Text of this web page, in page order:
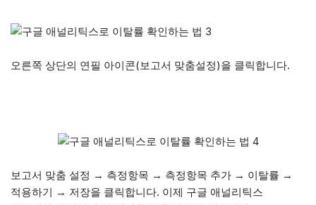
오른쪽 상단의 연필 아이콘(보고서 맞춤설정)을 클릭합니다.
보고서 맞춤 설정 → 측정항목 → 측정항목 추가 → 이탈률 →
적용하기 → 저장을 클릭합니다. 이제 구글 애널리틱스